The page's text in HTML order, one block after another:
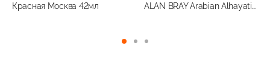
Красная Москва 42мл
ALAN BRAY Arabian Alhayati